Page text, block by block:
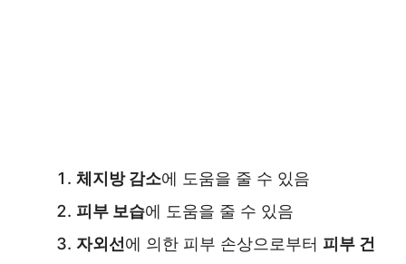
체지방 감소에 도움을 줄 수 있음
피부 보습에 도움을 줄 수 있음
자외선 에 의한 피부 손상으로부터 피부 건